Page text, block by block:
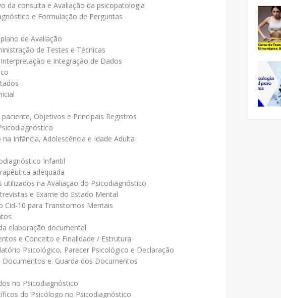
da consulta e Avaliação da psicopatologia
e Formulação de Perguntas
de Avaliação
de Testes e Técnicas
e Integração de Dados
Objetivos e Principais Registros
Infância, Adolescência e Idade Adulta
Infantil
adequada
utilizados na Avaliação do Psicodiagnóstico
e Exame do Estado Mental
Cid-10 para Transtornos Mentais
elaboração documental
e Conceito e Finalidade / Estrutura
Psicológico, Parecer Psicológico e Declaração
Documentos e. Guarda dos Documentos
no Psicodiagnóstico
do Psicólogo no Psicodiagnóstico